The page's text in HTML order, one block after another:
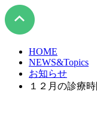
HOME
NEWS&Topics
お知らせ
１２月の診療